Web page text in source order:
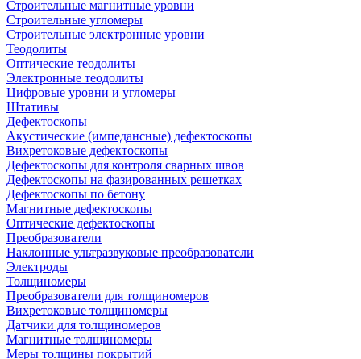
Строительные магнитные уровни
Строительные угломеры
Строительные электронные уровни
Теодолиты
Оптические теодолиты
Электронные теодолиты
Цифровые уровни и угломеры
Штативы
Дефектоскопы
Акустические (импедансные) дефектоскопы
Вихретоковые дефектоскопы
Дефектоскопы для контроля сварных швов
Дефектоскопы на фазированных решетках
Дефектоскопы по бетону
Магнитные дефектоскопы
Оптические дефектоскопы
Преобразователи
Наклонные ультразвуковые преобразователи
Электроды
Толщиномеры
Преобразователи для толщиномеров
Вихретоковые толщиномеры
Датчики для толщиномеров
Магнитные толщиномеры
Меры толщины покрытий